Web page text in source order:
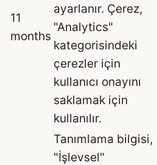
11
months
ayarlanır. Çerez,
"Analytics"
kategorisindeki
çerezler için
kullanıcı onayını
saklamak için
kullanılır.
Tanımlama bilgisi,
"İşlevsel"